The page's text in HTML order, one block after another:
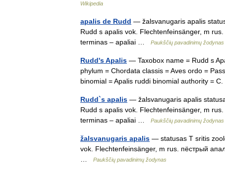
Wikipedia
apalis de Rudd — žalsvanugaris apalis
Rudd s apalis vok. Flechtenfeinsänger, m
terminas – apaliai …
Paukščių pavadinimų žodynas
Rudd's Apalis — Taxobox name = Rudd s
phylum = Chordata classis = Aves ordo =
binomial = Apalis ruddi binomial authority =
Rudd`s apalis — žalsvanugaris apalis
Rudd s apalis vok. Flechtenfeinsänger, m
terminas – apaliai …
Paukščių pavadinimų žodynas
žalsvanugaris apalis — statusas T sritis
vok. Flechtenfeinsänger, m rus. пёстрый
Paukščių pavadinimų žodynas